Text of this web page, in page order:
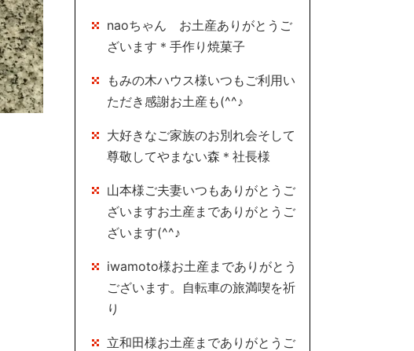
naoちゃん お土産ありがとうご
ざいます＊手作り焼菓子
もみの木ハウス様いつもご利用い
ただき感謝お土産も(^^♪
大好きなご家族のお別れ会そして
尊敬してやまない森＊社長様
山本様ご夫妻いつもありがとうご
ざいますお土産までありがとうご
ざいます(^^♪
iwamoto様お土産までありがとう
ございます。自転車の旅満喫を祈
り
立和田様お土産までありがとうご